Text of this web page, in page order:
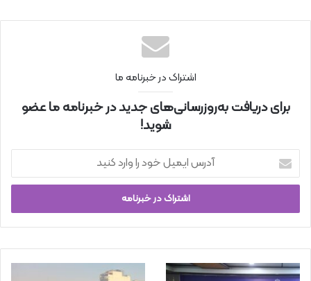
نتی
اشتراک در خبرنامه ما
برای دریافت به‌روزرسانی‌های جدید در خبرنامه ما عضو
شوید!
ر
ا
ی
ل